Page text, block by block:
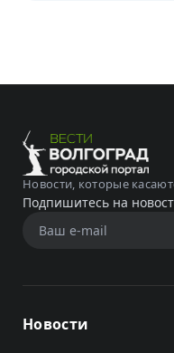
Новости, которые
Подпишитесь на
Новости